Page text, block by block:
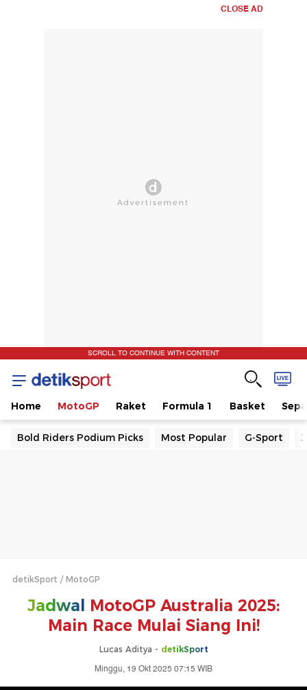
CLOSE AD
SCROLL TO CONTINUE WITH CONTENT
Home MotoGP Raket Formula 1 Basket
Bold Riders Podium Picks Most Popular G-Sport
detikSport MotoGP
Jadwal
MotoGP Australia 2025:
Main Race Mulai Siang Ini!
Lucas Aditya - detikSport
Minggu, 19 Okt 2025 07:15 WIB